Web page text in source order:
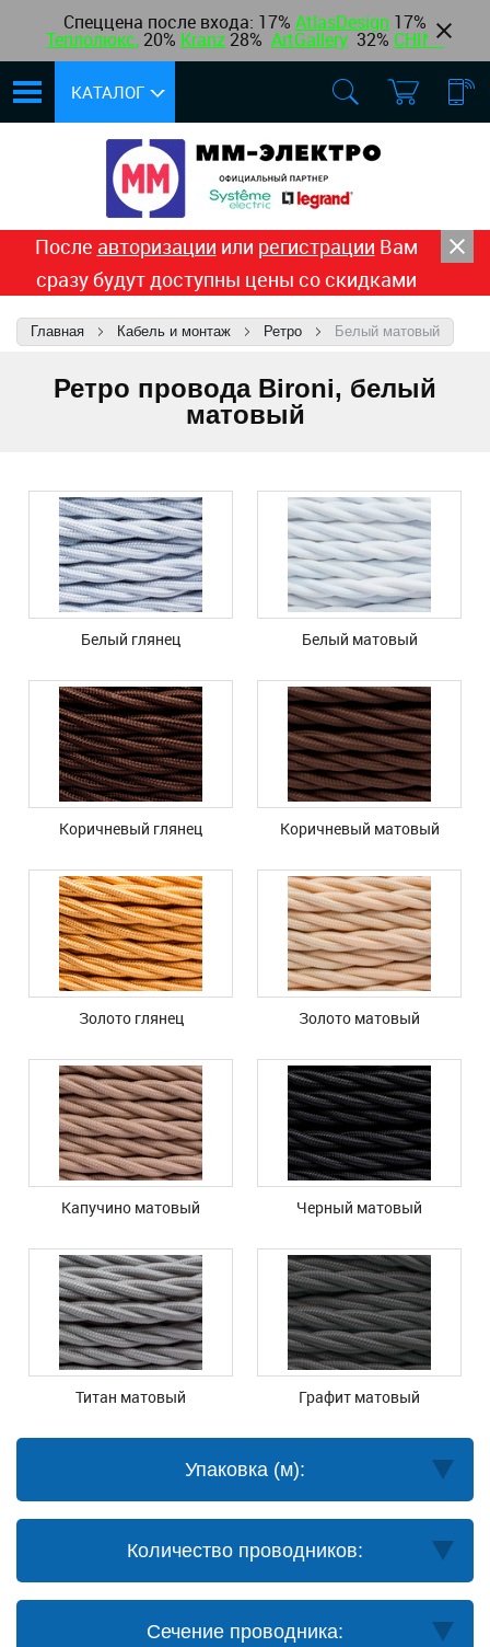
Спеццена после входа: 17% AtlasDesign 17%
Теплолюкс, 20% Kranz 28% ArtGallery 32% CHINT
КАТАЛОГ
После авторизации или регистрации Вам
сразу будут доступны цены со скидками
Главная Кабель и монтаж Ретро Белый матовый
Ретро провода Bironi, белый
матовый
Белый глянец Белый матовый
Коричневый глянец Коричневый матовый
Золото глянец Золото матовый
Капучино матовый Черный матовый
Титан матовый Графит матовый
Упаковка (м):
Количество проводников:
Сечение проводника: